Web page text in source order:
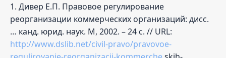
1. Дивер Е.П. Правовое регулирование
реорганизации коммерческих организаций: дисс.
… канд. юрид. наук. М, 2002. – 24 с. // URL:
http://www.dslib.net/civil-pravo/pravovoe-